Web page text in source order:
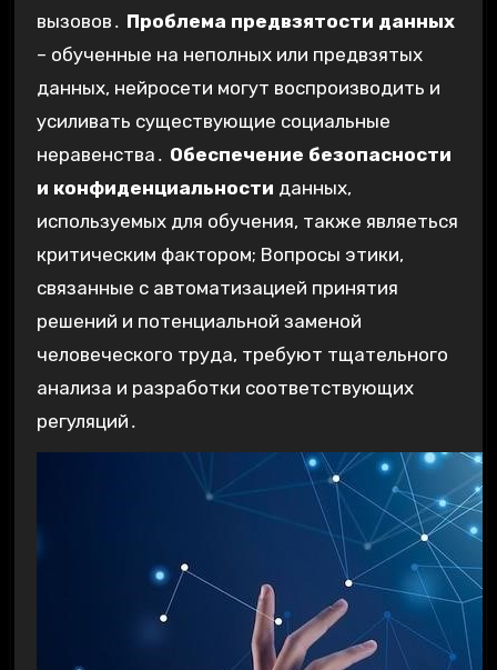
вызовов․ Проблема предвзятости данных
– обученные на неполных или предвзятых
данных, нейросети могут воспроизводить и
усиливать существующие социальные
неравенства․ Обеспечение безопасности
и конфиденциальности данных,
используемых для обучения, также являеться
критическим фактором; Вопросы этики,
связанные с автоматизацией принятия
решений и потенциальной заменой
человеческого труда, требуют тщательного
анализа и разработки соответствующих
регуляций․